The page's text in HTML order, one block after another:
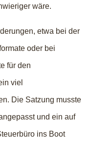
wäre.
etwa bei der
oder bei
für den
viel
Die Satzung musste
und ein auf
ins Boot